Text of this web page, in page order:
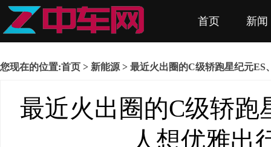
首页 新闻
您现在的位置:首页 > 新能源 > 最近火出圈的C级轿跑星纪元
最近火出圈的C级轿跑
人想优雅出